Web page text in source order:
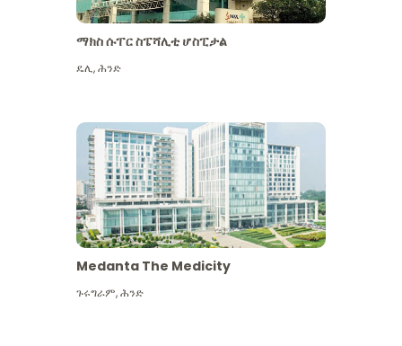
ማክስ ሱፐር ስፔሻሊቲ ሆስፒታል
ዴሊ,ሕንድ
Medanta The Medicity
ጉሩግራም,ሕንድ